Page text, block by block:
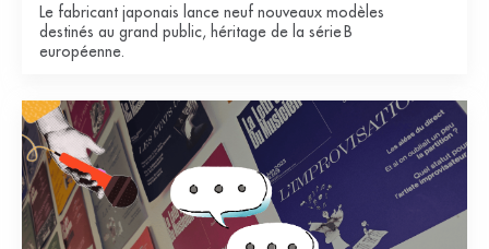
Le fabricant japonais lance neuf nouveaux modèles
destinés au grand public, héritage de la série B
européenne.